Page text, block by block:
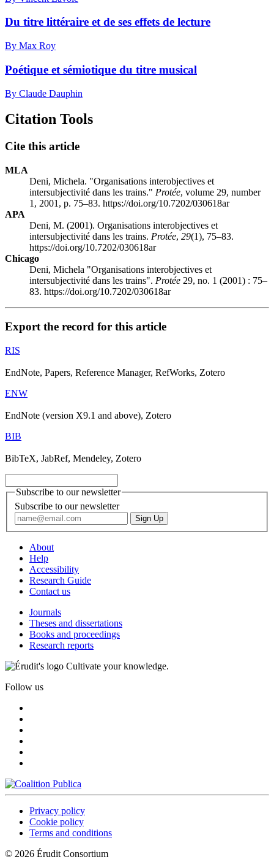
Du titre littéraire et de ses effets de lecture
By Max Roy
Poétique et sémiotique du titre musical
By Claude Dauphin
Citation Tools
Cite this article
MLA
Deni, Michela. "Organisations interobjectives et
intersubjectivité dans les trains." Protée, volume 29, number
1, 2001, p. 75–83. https://doi.org/10.7202/030618ar
APA
Deni, M. (2001). Organisations interobjectives et
intersubjectivité dans les trains. Protée, 29(1), 75–83.
https://doi.org/10.7202/030618ar
Chicago
Deni, Michela "Organisations interobjectives et
intersubjectivité dans les trains". Protée 29, no. 1 (2001) : 75–
83. https://doi.org/10.7202/030618ar
Export the record for this article
RIS
EndNote, Papers, Reference Manager, RefWorks, Zotero
ENW
EndNote (version X9.1 and above), Zotero
BIB
BibTeX, JabRef, Mendeley, Zotero
Subscribe to our newsletter
Subscribe to our newsletter
About
Help
Accessibility
Research Guide
Contact us
Journals
Theses and dissertations
Books and proceedings
Research reports
Cultivate your knowledge.
Follow us
Privacy policy
Cookie policy
Terms and conditions
© 2026 Érudit Consortium